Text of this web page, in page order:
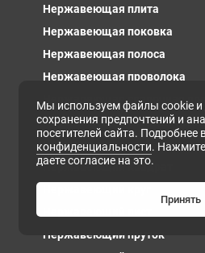
Нержавеющая плита
Нержавеющая поковка
Нержавеющая полоса
Нержавеющая проволока
Нержавеющая сварочная
Нержавеющая тканная сетка
Нержавеющая труба
Нержавеющий квадрат
Нержавеющий пруток
Мы используем файлы cookie и
сохранения предпочтений и
посетителей сайта. Подробнее
конфиденциальности.
даете согласие на это.
Принять